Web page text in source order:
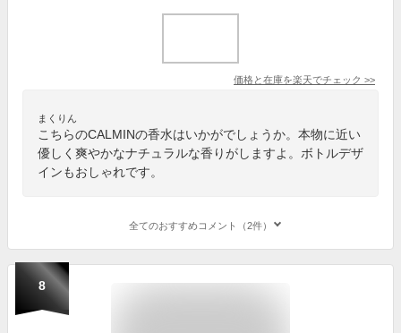
価格と在庫を楽天でチェック >>
まくりん
こちらのCALMINの香水はいかがでしょうか。本物に近い
優しく爽やかなナチュラルな香りがしますよ。ボトルデザ
インもおしゃれです。
全てのおすすめコメント（2件）
8